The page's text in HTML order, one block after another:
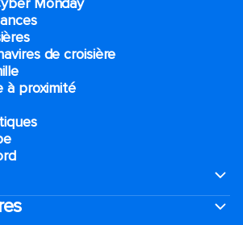
de croisière
à proximité